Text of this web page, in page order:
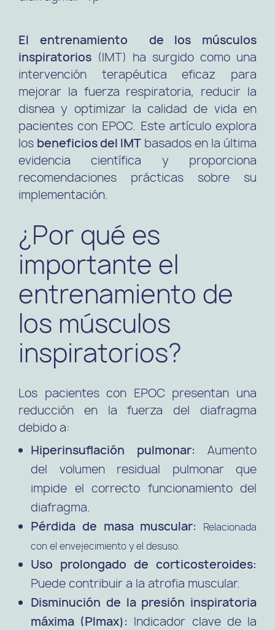
El entrenamiento de los músculos
inspiratorios (IMT) ha surgido como una
intervención terapéutica eficaz para
mejorar la fuerza respiratoria, reducir la
disnea y optimizar la calidad de vida en
pacientes con EPOC. Este artículo explora
los beneficios del IMT basados en la última
evidencia científica y proporciona
recomendaciones prácticas sobre su
implementación.
¿Por qué es
importante el
entrenamiento de
los músculos
inspiratorios?
Los pacientes con EPOC presentan una
reducción en la fuerza del diafragma
debido a:
Hiperinsuflación pulmonar: Aumento
del volumen residual pulmonar que
impide el correcto funcionamiento del
diafragma.
Pérdida de masa muscular:
Relacionada
con el envejecimiento y el desuso.
Uso prolongado de corticosteroides:
Puede contribuir a la atrofia muscular.
Disminución de la presión inspiratoria
máxima (PImax): Indicador clave de la